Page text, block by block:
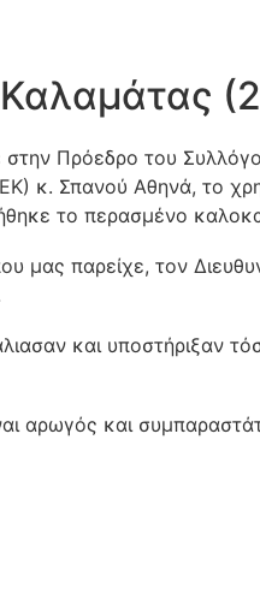
στην Πρόεδρο του
κ. Σπανού Αθηνά, το
το περασμένο
μας παρείχε, τον
και υποστήριξαν
αρωγός και